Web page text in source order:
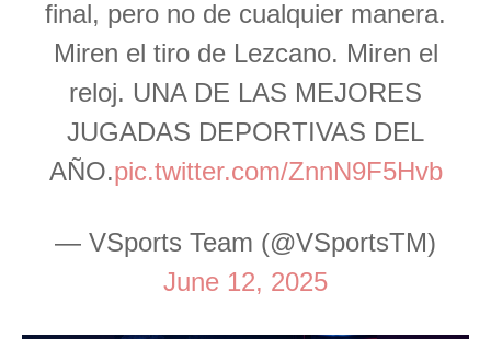
final, pero no de cualquier manera.
Miren el tiro de Lezcano. Miren el
reloj. UNA DE LAS MEJORES
JUGADAS DEPORTIVAS DEL
AÑO.pic.twitter.com/ZnnN9F5Hvb
— VSports Team (@VSportsTM)
June 12, 2025